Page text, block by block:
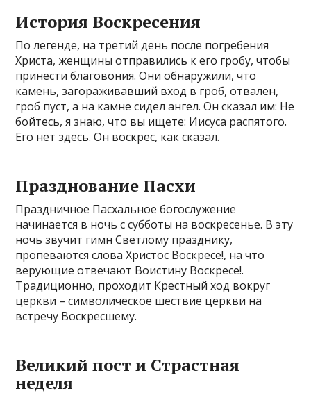
История Воскресения
По легенде, на третий день после погребения
Христа, женщины отправились к его гробу, чтобы
принести благовония. Они обнаружили, что
камень, загораживавший вход в гроб, отвален,
гроб пуст, а на камне сидел ангел. Он сказал им: Не
бойтесь, я знаю, что вы ищете: Иисуса распятого.
Его нет здесь. Он воскрес, как сказал.
Празднование Пасхи
Праздничное Пасхальное богослужение
начинается в ночь с субботы на воскресенье. В эту
ночь звучит гимн Светлому празднику,
пропеваются слова Христос Воскресе!, на что
верующие отвечают Воистину Воскресе!.
Традиционно, проходит Крестный ход вокруг
церкви – символическое шествие церкви на
встречу Воскресшему.
Великий пост и Страстная
неделя